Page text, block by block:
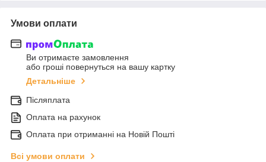
Умови оплати
Ви отримаєте замовлення
або гроші повернуться на вашу картку
Детальніше
Післяплата
Оплата на рахунок
Оплата при отриманні на Новій Пошті
Всі умови оплати